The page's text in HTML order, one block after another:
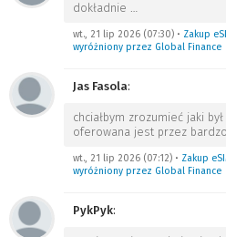
dokładnie …
wt., 21 lip 2026 (07:30) • Zakup
wyróżniony przez Global Finance
Jas Fasola:
chciałbym zrozumieć jaki
oferowana jest przez
wt., 21 lip 2026 (07:12) • Zakup
wyróżniony przez Global Finance
PykPyk: